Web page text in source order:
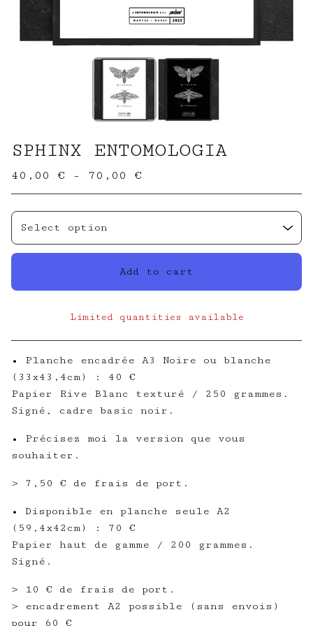
SPHINX ENTOMOLOGIA
40,00 € - 70,00 €
Add to cart
View cart
Limited quantities available
• Planche encadrée A3 Noire ou blanche
(33x43,4cm) : 40 €
Papier Rive Blanc texturé / 250 grammes.
Signé, cadre basic noir.
• Précisez moi la version que vous
souhaiter.
> 7,50 € de frais de port.
• Disponible en planche seule A2
(59,4x42cm) : 70 €
Papier haut de gamme / 200 grammes.
Signé.
> 10 € de frais de port.
> encadrement A2 possible (sans envois)
pour 60 €